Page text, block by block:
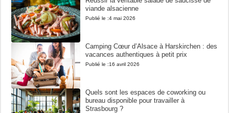
viande alsacienne
Publié le :4 mai 2026
Camping Cœur d’Alsace à Harskirchen : des
vacances authentiques à petit prix
Publié le :16 avril 2026
Quels sont les espaces de coworking ou
bureau disponible pour travailler à
Strasbourg ?